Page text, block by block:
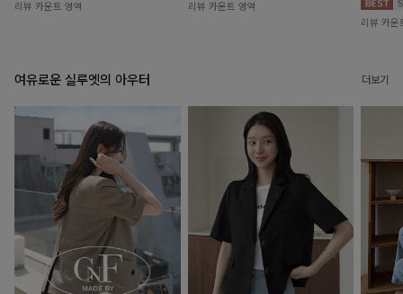
리뷰 카운트 영역 리뷰 카운트 영역
리뷰 카운
여유로운 실루엣의 아우터 더보기